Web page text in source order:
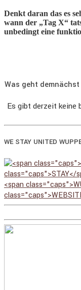
Denkt daran das es
wann der „Tag X“
unbedingt eine
Was geht demnächst
Es gibt derzeit keine
WE STAY UNITED